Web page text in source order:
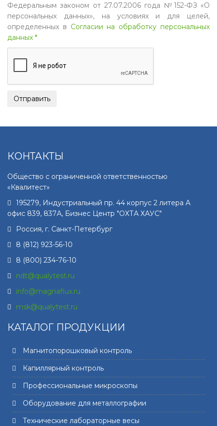
Федеральным законом от 27.07.2006 года №152-ФЗ «О
персональных данных», на условиях и для целей,
определенных в Согласии на обработку персональных
данных *
КОНТАКТЫ
Общество с ограниченной ответственностью
«Квалитест»
195279, Индустриальный пр. 44 корпус 2 литера А
офис 839, 837А, Бизнес Центр "ОХТА ХАУС"
Россия, г. Санкт-Петербург
8 (812) 923-56-10
8 (800) 234-76-10
ndt@qualytest.ru
info@magnaflux.ru
msk@qualytest.ru
КАТАЛОГ ПРОДУКЦИИ
Магнитопорошковый контроль
Капиллярный контроль
Профессиональные микроскопы
Оборудование для металлографии
Технические лабораторные весы